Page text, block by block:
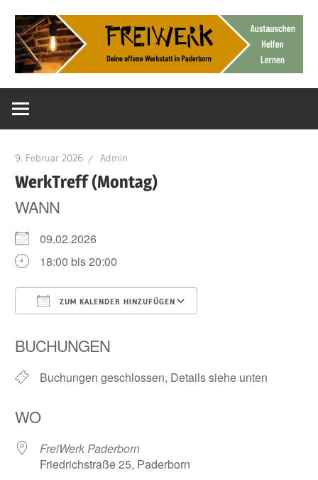
Inhalt
springen
FreiWerk
Paderborn
offene
9. Februar 2026 Admin
WerkTreff (Montag)
WANN
09.02.2026
18:00 bis 20:00
ZUM KALENDER HINZUFÜGEN
BUCHUNGEN
Buchungen geschlossen, Details siehe unten
WO
FreiWerk Paderborn
Friedrichstraße 25, Paderborn